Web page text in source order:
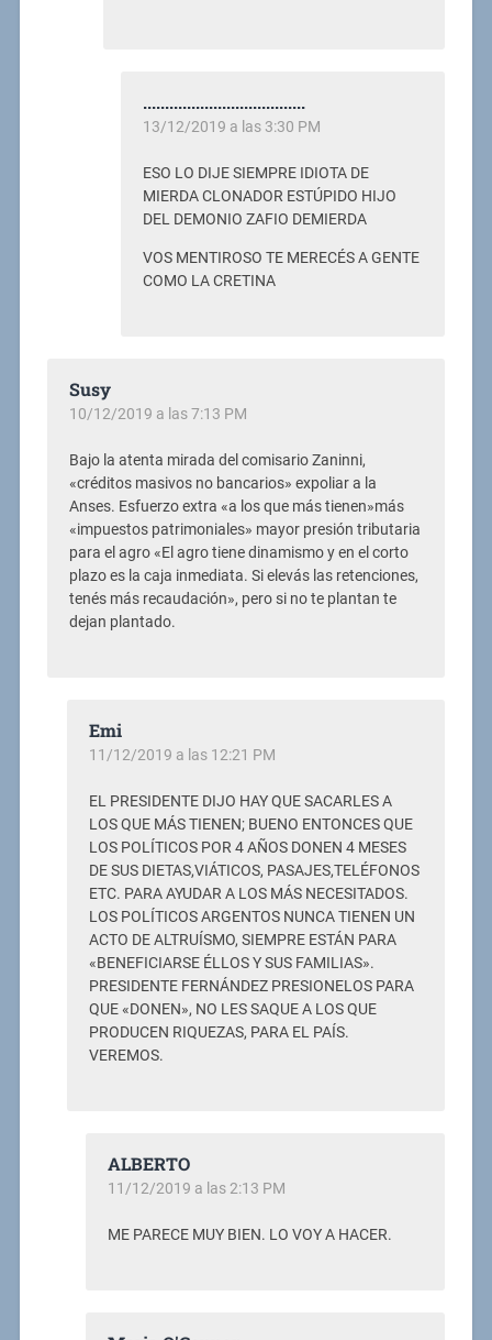
.....................................
13/12/2019 a las 3:30 PM
ESO LO DIJE SIEMPRE IDIOTA DE
MIERDA CLONADOR ESTÚPIDO HIJO
DEL DEMONIO ZAFIO DEMIERDA
VOS MENTIROSO TE MERECÉS A GENTE
COMO LA CRETINA
Susy
10/12/2019 a las 7:13 PM
Bajo la atenta mirada del comisario Zaninni,
«créditos masivos no bancarios» expoliar a la
Anses. Esfuerzo extra «a los que más tienen»más
«impuestos patrimoniales» mayor presión tributaria
para el agro «El agro tiene dinamismo y en el corto
plazo es la caja inmediata. Si elevás las retenciones,
tenés más recaudación», pero si no te plantan te
dejan plantado.
Emi
11/12/2019 a las 12:21 PM
EL PRESIDENTE DIJO HAY QUE SACARLES A
LOS QUE MÁS TIENEN; BUENO ENTONCES QUE
LOS POLÍTICOS POR 4 AÑOS DONEN 4 MESES
DE SUS DIETAS,VIÁTICOS, PASAJES,TELÉFONOS
ETC. PARA AYUDAR A LOS MÁS NECESITADOS.
LOS POLÍTICOS ARGENTOS NUNCA TIENEN UN
ACTO DE ALTRUÍSMO, SIEMPRE ESTÁN PARA
«BENEFICIARSE ÉLLOS Y SUS FAMILIAS».
PRESIDENTE FERNÁNDEZ PRESIONELOS PARA
QUE «DONEN», NO LES SAQUE A LOS QUE
PRODUCEN RIQUEZAS, PARA EL PAÍS.
VEREMOS.
ALBERTO
11/12/2019 a las 2:13 PM
ME PARECE MUY BIEN. LO VOY A HACER.